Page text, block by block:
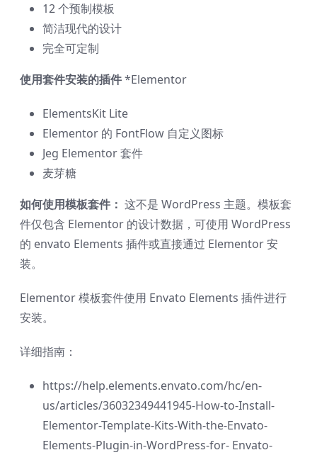
12 个预制模板
简洁现代的设计
完全可定制
使用套件安装的插件*Elementor
ElementsKit Lite
Elementor 的 FontFlow 自定义图标
Jeg Elementor 套件
麦芽糖
如何使用模板套件： 这不是 WordPress 主题。模板套
件仅包含 Elementor 的设计数据，可使用 WordPress
的 envato Elements 插件或直接通过 Elementor 安
装。
Elementor 模板套件使用 Envato Elements 插件进行
安装。
详细指南：
https://help.elements.envato.com/hc/en-
us/articles/36032349441945-How-to-Install-
Elementor-Template-Kits-With-the-Envato-
Elements-Plugin-in-WordPress-for- Envato-